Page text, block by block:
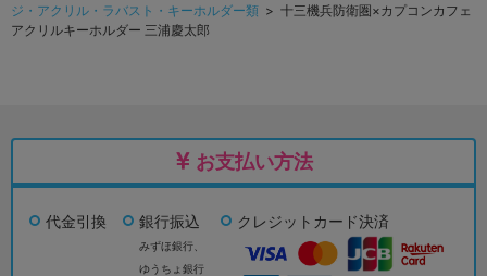
ジ・アクリル・ラバスト・キーホルダー類 > 十三機兵防衛圏×カプコンカフェ
アクリルキーホルダー 三浦慶太郎
お支払い方法
代金引換 銀行振込
みずほ銀行、
ゆうちょ銀行
クレジットカード決済